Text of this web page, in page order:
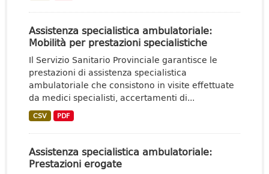
Assistenza specialistica ambulatoriale:
Mobilità per prestazioni specialistiche
Il Servizio Sanitario Provinciale garantisce le
prestazioni di assistenza specialistica
ambulatoriale che consistono in visite effettuate
da medici specialisti, accertamenti di...
CSV PDF
Assistenza specialistica ambulatoriale:
Prestazioni erogate